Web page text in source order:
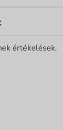
értékelések.